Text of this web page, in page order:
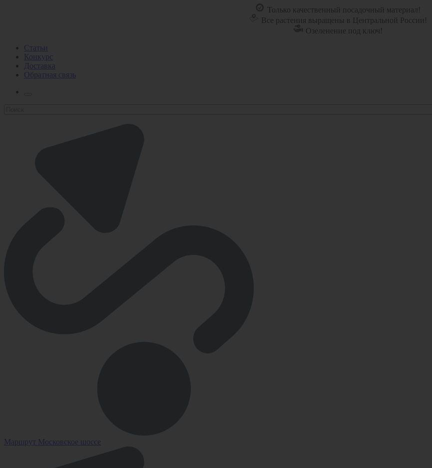
Только качественный посадочный материал!
Все растения выращены в Центральной России!
Озеленение под ключ!
Статьи
Конкурс
Доставка
Обратная связь
Маршрут Московское шоссе